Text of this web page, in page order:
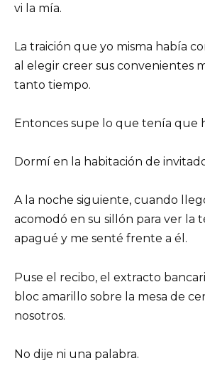
vi la mía.
La traición que yo misma había
al elegir creer sus convenientes
tanto tiempo.
Entonces supe lo que tenía que
Dormí en la habitación de
A la noche siguiente, cuando
acomodó en su sillón para ver la
apagué y me senté frente a él.
Puse el recibo, el extracto
bloc amarillo sobre la mesa de
nosotros.
No dije ni una palabra.